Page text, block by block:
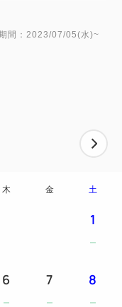
間：2023/07/05(水)~
木 金 土
1
6 7 8